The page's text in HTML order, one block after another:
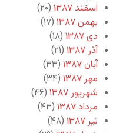
اسفند ۱۳۸۷
(۲۰)
بهمن ۱۳۸۷
(۱۷)
دی ۱۳۸۷
(۱۸)
آذر ۱۳۸۷
(۲۱)
آبان ۱۳۸۷
(۳۳)
مهر ۱۳۸۷
(۳۴)
شهریور ۱۳۸۷
(۴۶)
مرداد ۱۳۸۷
(۴۳)
تیر ۱۳۸۷
(۴۸)